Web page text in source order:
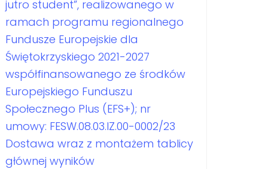
jutro student”, realizowanego w
ramach programu regionalnego
Fundusze Europejskie dla
Świętokrzyskiego 2021-2027
współfinansowanego ze środków
Europejskiego Funduszu
Społecznego Plus (EFS+); nr
umowy: FESW.08.03.IZ.00-0002/23
Dostawa wraz z montażem tablicy
głównej wyników